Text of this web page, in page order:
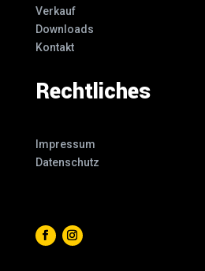
Verkauf
Downloads
Kontakt
Rechtliches
Impressum
Datenschutz